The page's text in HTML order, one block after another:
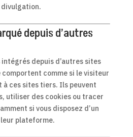
depuis d’autres
depuis d’autres sites
comportent comme si le visiteur
ces sites tiers. Ils peuvent
utiliser des cookies ou tracer
si vous disposez d’un
plateforme.